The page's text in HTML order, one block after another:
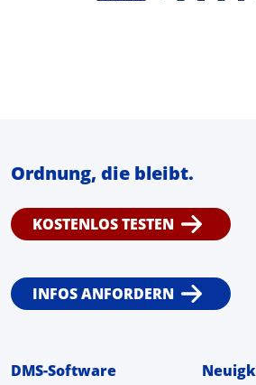
Ordnung, die bleibt.
KOSTENLOS TESTEN
INFOS ANFORDERN
DMS-Software